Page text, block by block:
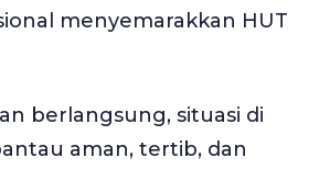
menyemarakkan HUT
berlangsung, situasi di
aman, tertib, dan